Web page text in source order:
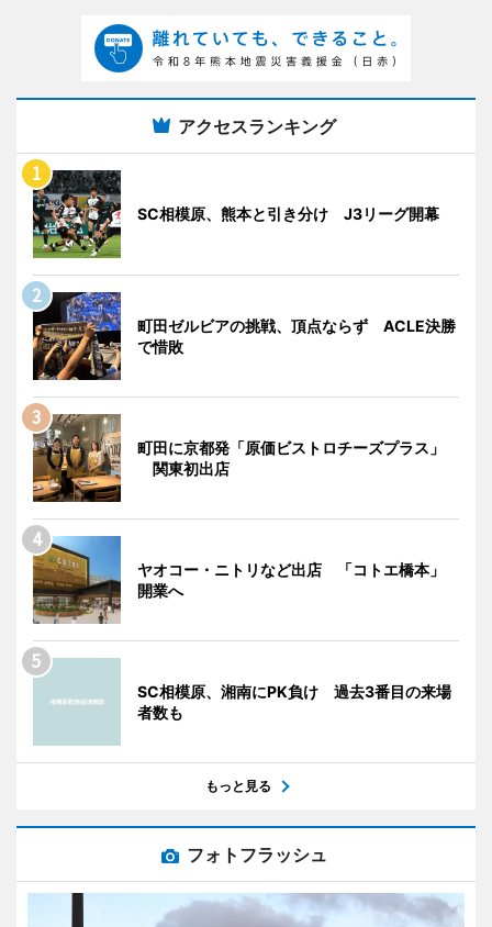
アクセスランキング
SC相模原、熊本と引き分け J3リーグ開幕
町田ゼルビアの挑戦、頂点ならず ACLE決勝
で惜敗
町田に京都発「原価ビストロチーズプラス」
関東初出店
ヤオコー・ニトリなど出店 「コトエ橋本」
開業へ
SC相模原、湘南にPK負け 過去3番目の来場
者数も
もっと見る
フォトフラッシュ